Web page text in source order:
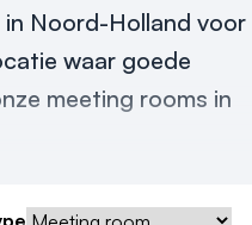
in Noord-Holland voor
waar goede
meeting rooms in